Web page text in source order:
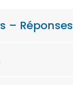
– Réponses